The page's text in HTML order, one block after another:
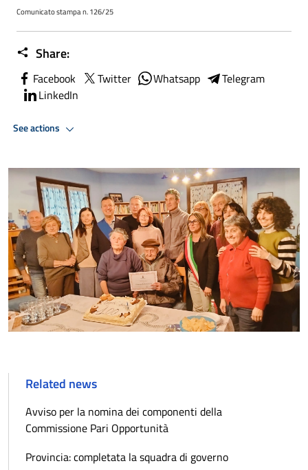
Comunicato stampa n. 126/25
Share:
Facebook Twitter Whatsapp
Telegram
LinkedIn
See actions
Related news
Avviso per la nomina dei componenti della
Commissione Pari Opportunità
Provincia: completata la squadra di governo